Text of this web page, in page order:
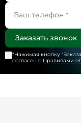
*Нажимая кнопку "
согласен с Правилами